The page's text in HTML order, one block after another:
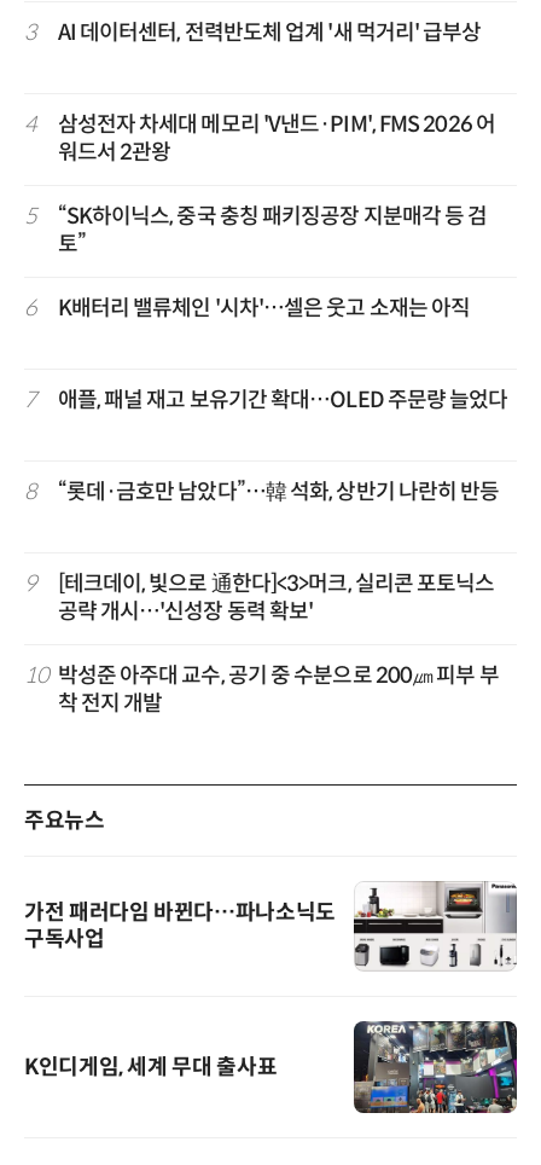
3 AI 데이터센터, 전력반도체 업계 '새 먹거리' 급부상
4
삼성전자 차세대 메모리 'V낸드·PIM', FMS 2026 어
워드서 2관왕
5
“SK하이닉스, 중국 충칭 패키징공장 지분매각 등 검
토”
6 K배터리 밸류체인 '시차'…셀은 웃고 소재는 아직
7 애플, 패널 재고 보유기간 확대…OLED 주문량 늘었다
8 “롯데·금호만 남았다”…韓 석화, 상반기 나란히 반등
9
[테크데이, 빛으로 通한다]<3>머크, 실리콘 포토닉스
공략 개시…'신성장 동력 확보'
10 박성준 아주대 교수, 공기 중 수분으로 200㎛ 피부 부
착 전지 개발
주요뉴스
가전 패러다임 바뀐다…파나소닉도
구독사업
K인디게임, 세계 무대 출사표